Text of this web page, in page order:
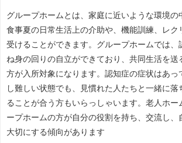
グループホームとは、家庭に近いような環境の
食事夏の日常生活上の介助や、機能訓練、レク
受けることができます。グループホームでは、
ね身の回りの自立ができており、共同生活を送
方が入所対象になります。認知症の症状はあっ
し難しい状態でも、見慣れた人たちと一緒に落
ることが合う方もいらっしゃいます。老人ホー
ープホームの方が自分の役割を持ち、交流し、
大切にする傾向があります